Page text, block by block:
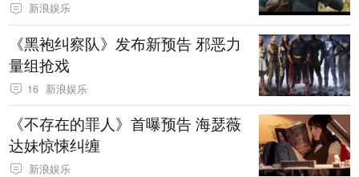
新浪娱乐
《黑袍纠察队》发布新预告 邪恶力
量组抢戏
16 新浪娱乐
《不存在的罪人》首曝预告 海瑟薇
达妹惊悚纠缠
新浪娱乐